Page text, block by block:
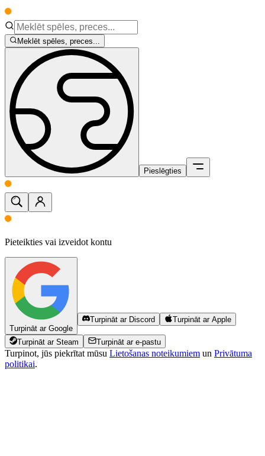
Meklēt spēles, preces...
Pieslēgties
Pieteikties vai izveidot kontu
Turpināt ar Google
Turpināt ar Discord Turpināt ar Apple
Turpināt ar Steam Turpināt ar e-pastu
Turpinot, jūs piekrītat mūsu Lietošanas noteikumiem un Privātuma
politikai.